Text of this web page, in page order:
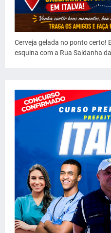
Cerveja gelada no ponto certo!
esquina com a Rua Saldanha